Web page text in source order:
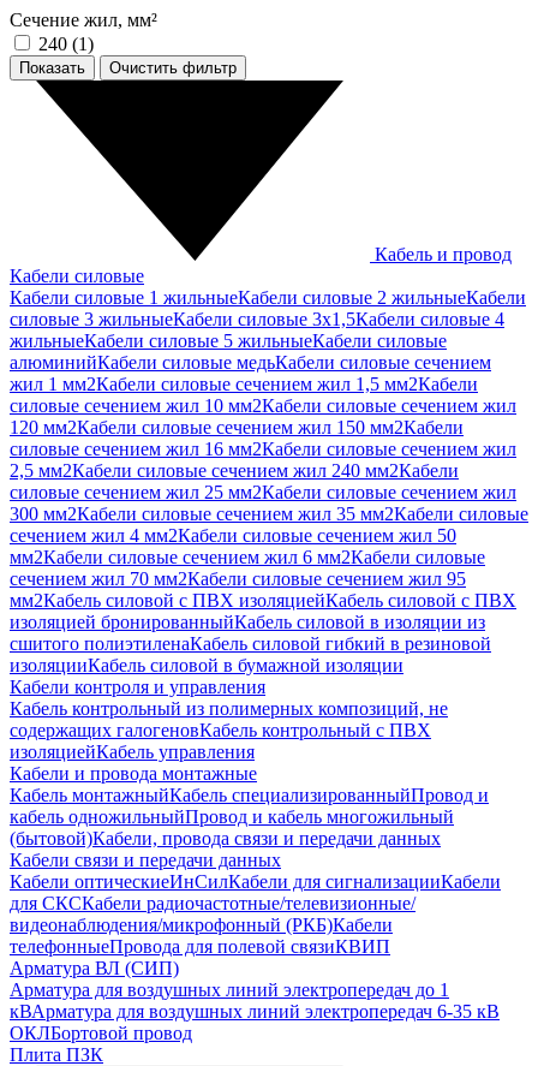
Сечение жил, мм²
240 (1)
Показать
Кабель и провод
Кабели силовые
Кабели силовые 1 жильныеКабели силовые 2 жильныеКабели
силовые 3 жильныеКабели силовые 3х1,5Кабели силовые 4
жильныеКабели силовые 5 жильныеКабели силовые
алюминийКабели силовые медьКабели силовые сечением
жил 1 мм2Кабели силовые сечением жил 1,5 мм2Кабели
силовые сечением жил 10 мм2Кабели силовые сечением жил
120 мм2Кабели силовые сечением жил 150 мм2Кабели
силовые сечением жил 16 мм2Кабели силовые сечением жил
2,5 мм2Кабели силовые сечением жил 240 мм2Кабели
силовые сечением жил 25 мм2Кабели силовые сечением жил
300 мм2Кабели силовые сечением жил 35 мм2Кабели силовые
сечением жил 4 мм2Кабели силовые сечением жил 50
мм2Кабели силовые сечением жил 6 мм2Кабели силовые
сечением жил 70 мм2Кабели силовые сечением жил 95
мм2Кабель силовой с ПВХ изоляциейКабель силовой с ПВХ
изоляцией бронированныйКабель силовой в изоляции из
сшитого полиэтиленаКабель силовой гибкий в резиновой
изоляцииКабель силовой в бумажной изоляции
Кабели контроля и управления
Кабель контрольный из полимерных композиций, не
содержащих галогеновКабель контрольный с ПВХ
изоляциейКабель управления
Кабели и провода монтажные
Кабель монтажныйКабель специализированныйПровод и
кабель одножильныйПровод и кабель многожильный
(бытовой)Кабели, провода связи и передачи данных
Кабели связи и передачи данных
Кабели оптическиеИнСилКабели для сигнализацииКабели
для СКСКабели радиочастотные/телевизионные/
видеонаблюдения/микрофонный (РКБ)Кабели
телефонныеПровода для полевой связиКВИП
Арматура ВЛ (СИП)
Арматура для воздушных линий электропередач до 1
кВАрматура для воздушных линий электропередач 6-35 кВ
ОКЛБортовой провод
Плита ПЗК